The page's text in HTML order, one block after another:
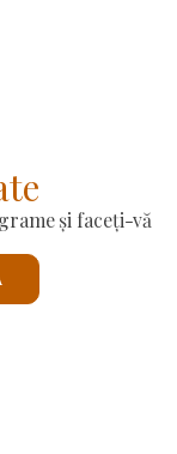
și faceți-vă